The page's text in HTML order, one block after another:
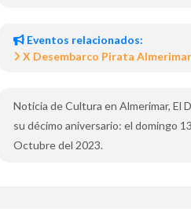
Eventos relacionados:
X Desembarco Pirata Almerimar
Noticia de Cultura en Almerimar, El
su décimo aniversario: el domingo
Octubre del 2023.